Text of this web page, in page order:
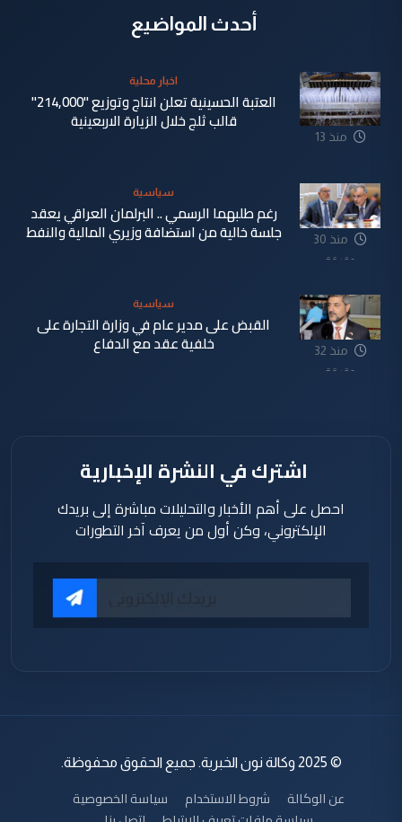
أحدث المواضيع
منذ 13
اخبار محلية
العتبة الحسينية تعلن انتاج وتوزيع "214,000"
قالب ثلج خلال الزيارة الاربعينية
منذ 30
دقيقة
سياسية
رغم طلبهما الرسمي .. البرلمان العراقي يعقد
جلسة خالية من استضافة وزيري المالية والنفط
منذ 32
دقيقة
سياسية
القبض على مدير عام في وزارة التجارة على
خلفية عقد مع الدفاع
اشترك في النشرة الإخبارية
احصل على أهم الأخبار والتحليلات مباشرة إلى بريدك
الإلكتروني، وكن أول من يعرف آخر التطورات
© 2025 وكالة نون الخبرية. جميع الحقوق محفوظة.
عن الوكالة شروط الاستخدام
سياسة الخصوصية